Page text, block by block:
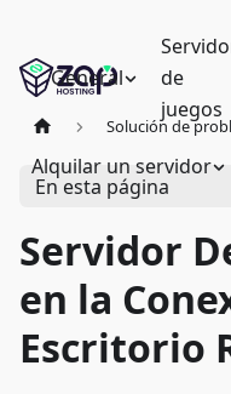
General
de
juegos
Alquilar un servidor
Solución de
En esta página
Servidor
en la
Escritorio